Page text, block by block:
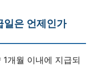
일은 언제인가
개월 이내에 지급되